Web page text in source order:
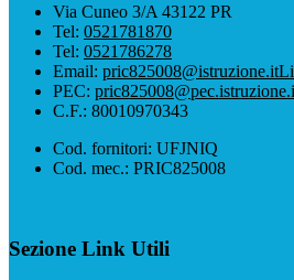
Via Cuneo 3/A 43122 PR
Tel: 0521781870
Tel: 0521786278
Email: pric825008@istruzione.it
PEC:
C.F.: 80010970343
Cod. fornitori: UFJNIQ
Cod. mec.: PRIC825008
Sezione Link Utili